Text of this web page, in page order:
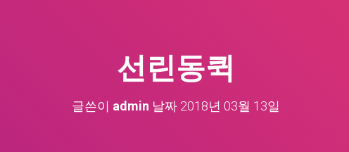
선린동퀵
글쓴이 admin 날짜 2018년 03월 13일